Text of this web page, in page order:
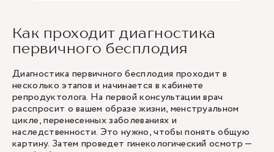
Как проходит диагностика
первичного бесплодия
Диагностика первичного бесплодия проходит в
несколько этапов и начинается в кабинете
репродуктолога. На первой консультации врач
расспросит о вашем образе жизни, менструальном
цикле, перенесенных заболеваниях и
наследственности. Это нужно, чтобы понять общую
картину. Затем проведет гинекологический осмотр —